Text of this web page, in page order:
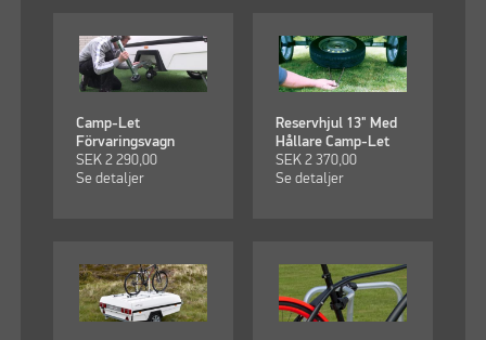
Camp-Let
Förvaringsvagn
SEK 2 290,00
Se detaljer
Reservhjul 13" Med
Hållare Camp-Let
SEK 2 370,00
Se detaljer